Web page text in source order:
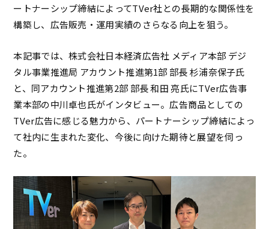
ートナーシップ締結によってTVer社との長期的な関係性を
構築し、広告販売・運用実績のさらなる向上を狙う。
本記事では、株式会社日本経済広告社 メディア本部 デジ
タル事業推進局 アカウント推進第1部 部長 杉浦奈保子氏
と、同アカウント推進第2部 部長 和田 亮氏にTVer広告事
業本部の中川卓也氏がインタビュー。広告商品としての
TVer広告に感じる魅力から、パートナーシップ締結によっ
て社内に生まれた変化、今後に向けた期待と展望を伺っ
た。